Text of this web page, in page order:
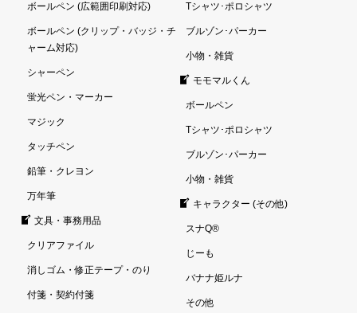
ボールペン (広範囲印刷対応)
ボールペン (クリップ・バッジ・チ
ャーム対応)
シャーペン
蛍光ペン・マーカー
マジック
タッチペン
鉛筆・クレヨン
万年筆
文具・事務用品
クリアファイル
消しゴム・修正テープ・のり
付箋・契約付箋
Tシャツ･ポロシャツ
ブルゾン･パーカー
小物・雑貨
モモマルくん
ボールペン
Tシャツ･ポロシャツ
ブルゾン･パーカー
小物・雑貨
キャラクター (その他)
スナQ®
じーも
バナナ姫ルナ
その他